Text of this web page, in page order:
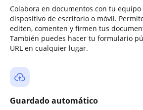
Colabora en documentos con tu
dispositivo de escritorio o móvil.
editen, comenten y firmen tus
También puedes hacer tu formulario
URL en cualquier lugar.
Guardado automático